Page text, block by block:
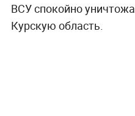
ВСУ спокойно
Курскую область.